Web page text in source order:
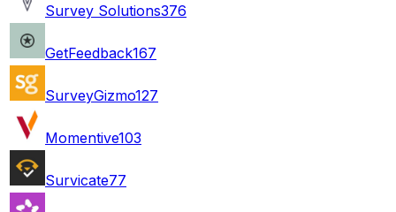
Survey Solutions376
GetFeedback167
SurveyGizmo127
Momentive103
Survicate77